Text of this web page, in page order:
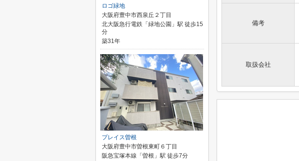
備考
取扱会社
ロゴ緑地
大阪府豊中市西泉丘２丁目
北大阪急行電鉄「緑地公園」駅 徒歩15
分
築31年
プレイス曽根
大阪府豊中市曽根東町６丁目
阪急宝塚本線「曽根」駅 徒歩7分